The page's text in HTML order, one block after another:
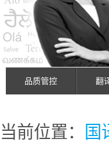
品质管控 翻
当前位置： 国